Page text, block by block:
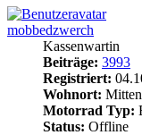
mobbedzwerch
Kassenwartin
Beiträge: 3993
Registriert:
Wohnort:
Motorrad Typ:
Status: Offline